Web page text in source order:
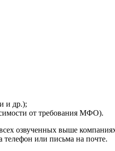
и др.);
от требования МФО).
озвученных выше
телефон или письма на почте.